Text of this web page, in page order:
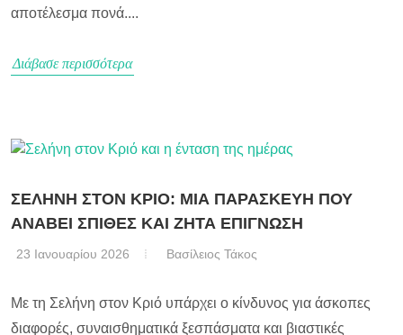
αποτέλεσμα πονά....
Διάβασε περισσότερα
ΣΕΛΗΝΗ ΣΤΟΝ ΚΡΙΟ: ΜΙΑ ΠΑΡΑΣΚΕΥΗ ΠΟΥ
ΑΝΑΒΕΙ ΣΠΙΘΕΣ ΚΑΙ ΖΗΤΑ ΕΠΙΓΝΩΣΗ
23 Ιανουαρίου 2026 Βασίλειος Τάκος
Με τη Σελήνη στον Κριό υπάρχει ο κίνδυνος για άσκοπες
διαφορές, συναισθηματικά ξεσπάσματα και βιαστικές